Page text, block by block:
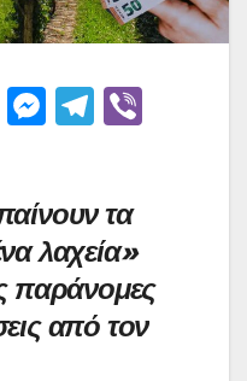
Pi M
s
e
n
g
T
gr
a
m
τα
λαχεία»
παράνομες
από τον